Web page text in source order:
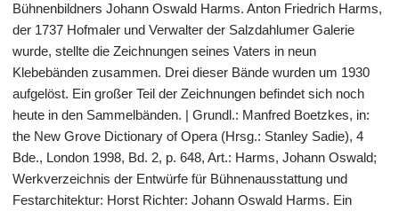
Bühnenbildners Johann Oswald Harms. Anton Friedrich Harms,
der 1737 Hofmaler und Verwalter der Salzdahlumer Galerie
wurde, stellte die Zeichnungen seines Vaters in neun
Klebebänden zusammen. Drei dieser Bände wurden um 1930
aufgelöst. Ein großer Teil der Zeichnungen befindet sich noch
heute in den Sammelbänden. | Grundl.: Manfred Boetzkes, in:
the New Grove Dictionary of Opera (Hrsg.: Stanley Sadie), 4
Bde., London 1998, Bd. 2, p. 648, Art.: Harms, Johann Oswald;
Werkverzeichnis der Entwürfe für Bühnenausstattung und
Festarchitektur: Horst Richter: Johann Oswald Harms. Ein